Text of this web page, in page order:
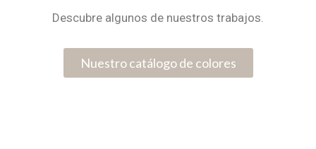
Descubre algunos de nuestros trabajos.
Nuestro catálogo de colores